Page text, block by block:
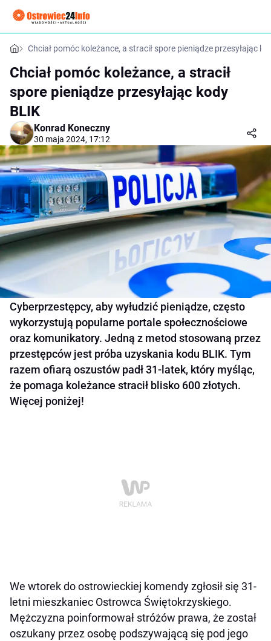
Chciał pomóc koleżance, a stracił spore pieniądze przesyłając
Chciał pomóc koleżance, a stracił
spore pieniądze przesyłając kody
BLIK
Konrad Koneczny
30 maja 2024, 17:12
Cyberprzestępcy, aby wyłudzić pieniądze, często
wykorzystują popularne portale społecznościowe
oraz komunikatory. Jedną z metod stosowaną przez
przestępców jest próba uzyskania kodu BLIK. Tym
razem ofiarą oszustów padł 31-latek, który myśląc,
że pomaga koleżance stracił blisko 600 złotych.
Więcej poniżej!
We wtorek do ostrowieckiej komendy zgłosił się 31-
letni mieszkaniec Ostrowca Świętokrzyskiego.
Mężczyzna poinformował stróżów prawa, że został
oszukany przez osobę podszywającą się pod jego